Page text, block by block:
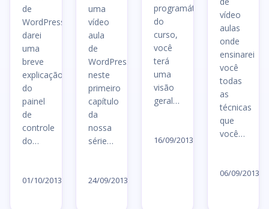
de
WordPress,
darei
uma
breve
explicação
do
painel
de
controle
do…
01/10/2013
uma
vídeo
aula
de
WordPress,
neste
primeiro
capítulo
da
nossa
série…
24/09/2013
programático
do
curso,
você
terá
uma
visão
geral…
16/09/2013
vídeo
aulas
onde
ensinarei
você
todas
as
técnicas
que
você…
06/09/2013